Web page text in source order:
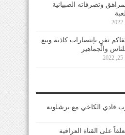
وتصرفاته الصبيانية
تغنٍ بإنتصارات كاذبة وبيع
والجماهير
فادي الكاخي مع برشلونة
على القناة العراقية